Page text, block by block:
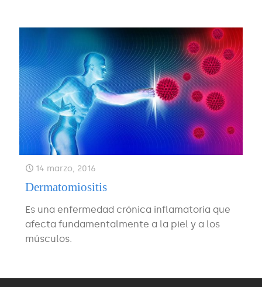
14 marzo, 2016
Dermatomiositis
Es una enfermedad crónica inflamatoria que
afecta fundamentalmente a la piel y a los
músculos.